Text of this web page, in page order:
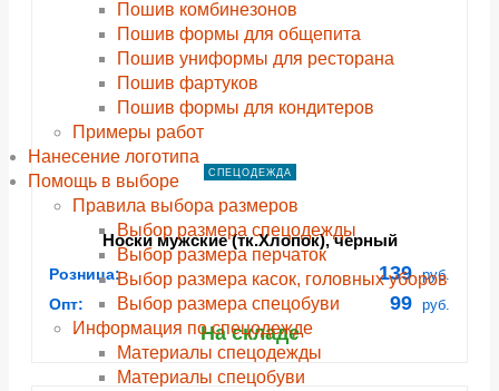
Пошив комбинезонов
Пошив формы для общепита
Пошив униформы для ресторана
Пошив фартуков
Пошив формы для кондитеров
Примеры работ
Нанесение логотипа
Помощь в выборе
Правила выбора размеров
Выбор размера спецодежды
Выбор размера перчаток
Выбор размера касок, головных уборов
Выбор размера спецобуви
Информация по спецодежде
Материалы спецодежды
Материалы спецобуви
СПЕЦОДЕЖДА
Носки мужские (тк.Хлопок), черный
Розница: 139 руб.
Опт: 99 руб.
На складе